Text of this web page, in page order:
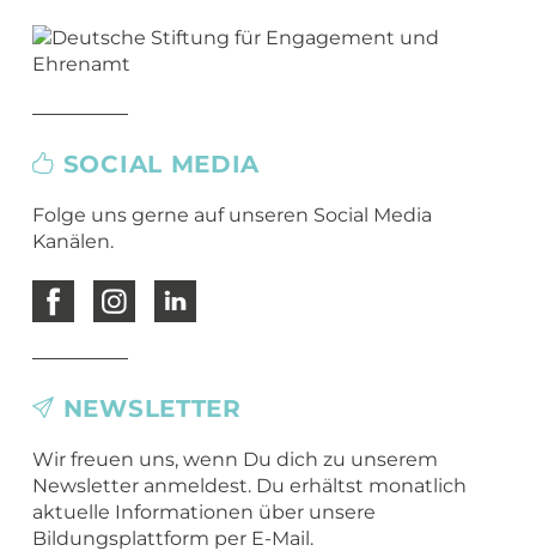
SOCIAL MEDIA
Folge uns gerne auf unseren Social Media
Kanälen.
NEWSLETTER
Wir freuen uns, wenn Du dich zu unserem
Newsletter anmeldest. Du erhältst monatlich
aktuelle Informationen über unsere
Bildungsplattform per E-Mail.